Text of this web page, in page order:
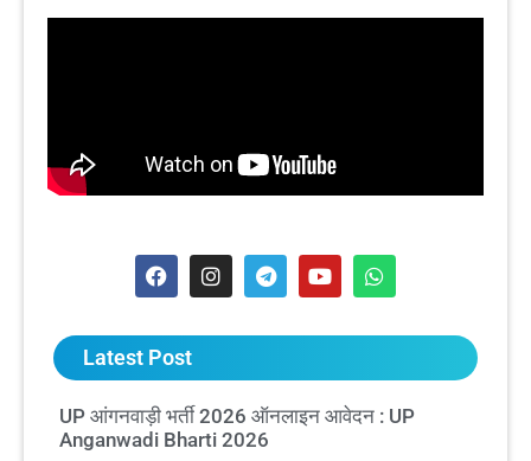
Latest Post
UP आंगनवाड़ी भर्ती 2026 ऑनलाइन आवेदन : UP
Anganwadi Bharti 2026